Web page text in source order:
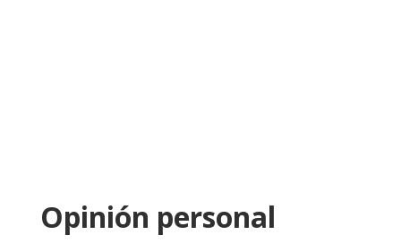
Opinión personal